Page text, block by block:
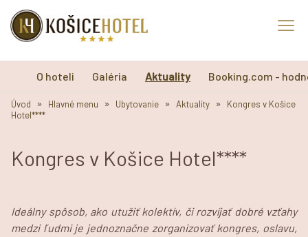
O hoteli Galéria Aktuality Booking.com -
Úvod » Hlavné menu » Ubytovanie » Aktuality »
Kongres v Košice
Hotel****
Kongres v Košice Hotel****
Ideálny spôsob, ako utužiť kolektív, či rozvíjať dobré vzťahy
medzi ľudmi je jednoznačne zorganizovať kongres, oslavu,